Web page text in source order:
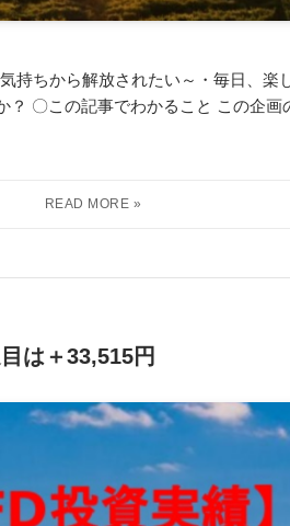
持ちから解放されたい～・毎日、楽
〇この記事でわかること この企画
は＋33,515円